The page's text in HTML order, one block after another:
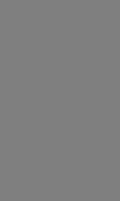
ביותר בארץ!